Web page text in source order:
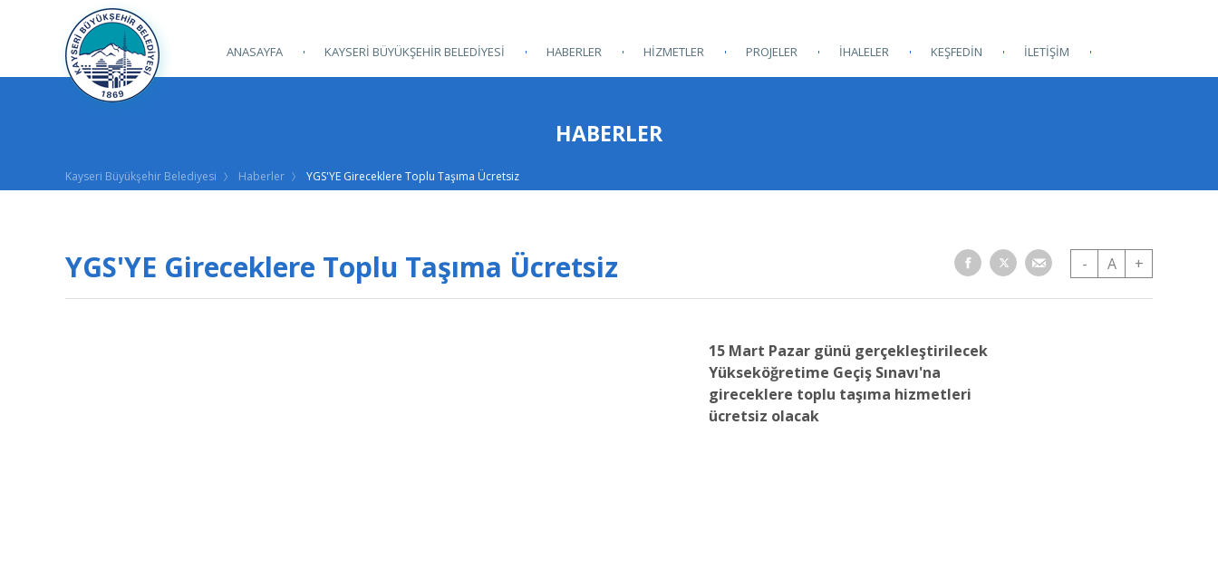
ANASAYFA KAYSERİ BÜYÜKŞEHİR BELEDİYESİ HABERLER HİZMETLER PROJELER İHALELER KEŞFEDİN İLETİŞİM
HABERLER
Kayseri Büyükşehir Belediyesi Haberler YGS'YE Gireceklere Toplu Taşıma Ücretsiz
YGS'YE Gireceklere Toplu Taşıma Ücretsiz - A +
15 Mart Pazar günü gerçekleştirilecek
Yükseköğretime Geçiş Sınavı'na
gireceklere toplu taşıma hizmetleri
ücretsiz olacak